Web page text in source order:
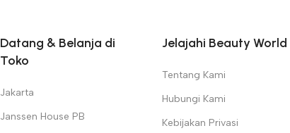
Datang & Belanja di
Toko
Jakarta
Janssen House PB
Jelajahi Beauty World
Tentang Kami
Hubungi Kami
Kebijakan Privasi